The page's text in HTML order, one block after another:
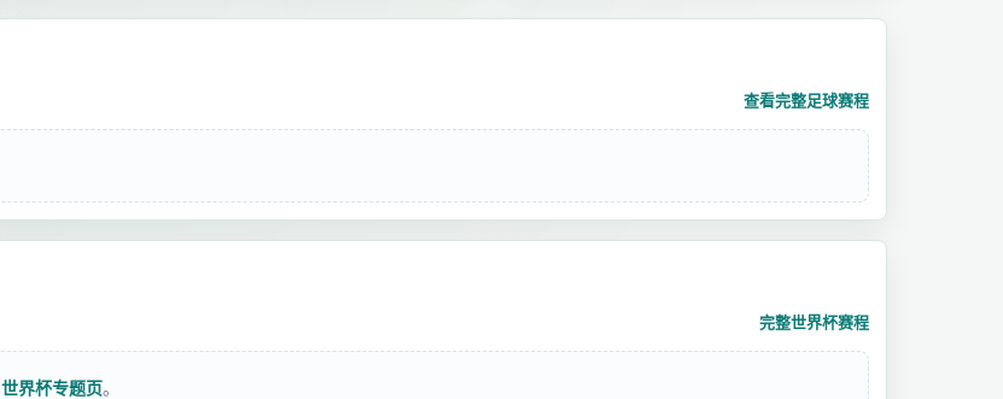
查看完整足球赛程
完整世界杯赛程
世界杯专题页。